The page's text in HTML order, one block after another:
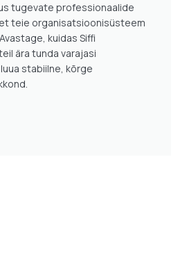
tugevate professionaalide
teie organisatsioonisüsteem
kuidas Siffi
ära tunda varajasi
stabiilne, kõrge